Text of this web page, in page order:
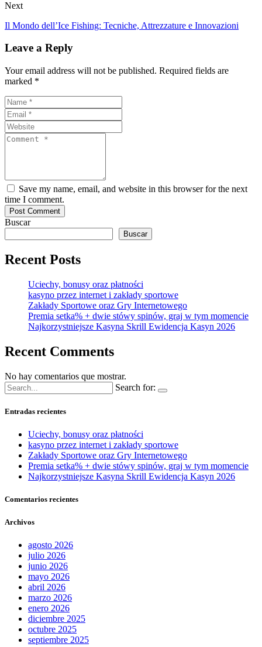
Next
Il Mondo dell’Ice Fishing: Tecniche, Attrezzature e Innovazioni
Leave a Reply
Your email address will not be published. Required fields are
marked *
Save my name, email, and website in this browser for the next
time I comment.
Buscar
Buscar
Recent Posts
Uciechy, bonusy oraz płatności
kasyno przez internet i zakłady sportowe
Zakłady Sportowe oraz Gry Internetowego
Premia setka% + dwie stówy spinów, graj w tym momencie
Najkorzystniejsze Kasyna Skrill Ewidencja Kasyn 2026
Recent Comments
No hay comentarios que mostrar.
Search for:
Entradas recientes
Uciechy, bonusy oraz płatności
kasyno przez internet i zakłady sportowe
Zakłady Sportowe oraz Gry Internetowego
Premia setka% + dwie stówy spinów, graj w tym momencie
Najkorzystniejsze Kasyna Skrill Ewidencja Kasyn 2026
Comentarios recientes
Archivos
agosto 2026
julio 2026
junio 2026
mayo 2026
abril 2026
marzo 2026
enero 2026
diciembre 2025
octubre 2025
septiembre 2025